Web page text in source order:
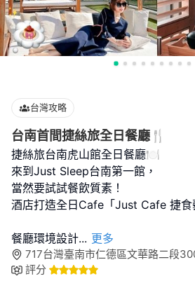
台灣攻略
台南首間捷絲旅全日餐廳🍴
捷絲旅台南虎山館全日餐廳🍽️
來到Just Sleep台南第一館，
當然要試試餐飲質素！
酒店打造全日Cafe「Just Cafe 捷食
餐廳環境設計... 更多
717台灣臺南市仁德區文華路二段
評分